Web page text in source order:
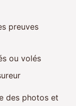
preuves
ou volés
des photos et